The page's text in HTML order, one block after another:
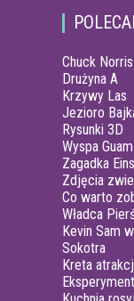
Chuck Norris
Drużyna A
Krzywy Las
Jezioro
Rysunki 3D
Wyspa Guam
Zagadka
Zdjęcia
Co warto
Władca
Kevin Sam
Sokotra
Kreta